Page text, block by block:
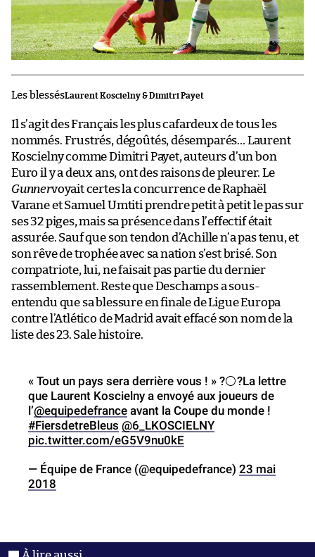
Les blessésLaurent Koscielny & Dimitri Payet
Il s’agit des Français les plus cafardeux de tous les
nommés. Frustrés, dégoûtés, désemparés… Laurent
Koscielny comme Dimitri Payet, auteurs d’un bon
Euro il y a deux ans, ont des raisons de pleurer. Le
Gunnervoyait certes la concurrence de Raphaël
Varane et Samuel Umtiti prendre petit à petit le pas sur
ses 32 piges, mais sa présence dans l’effectif était
assurée. Sauf que son tendon d’Achille n’a pas tenu, et
son rêve de trophée avec sa nation s’est brisé. Son
compatriote, lui, ne faisait pas partie du dernier
rassemblement. Reste que Deschamps a sous-
entendu que sa blessure en finale de Ligue Europa
contre l’Atlético de Madrid avait effacé son nom de la
liste des 23. Sale histoire.
« Tout un pays sera derrière vous ! » ?⚪?La lettre
que Laurent Koscielny a envoyé aux joueurs de
l’@equipedefrance avant la Coupe du monde !
#FiersdetreBleus @6_LKOSCIELNY
pic.twitter.com/eG5V9nu0kE
— Équipe de France (@equipedefrance) 23 mai
2018